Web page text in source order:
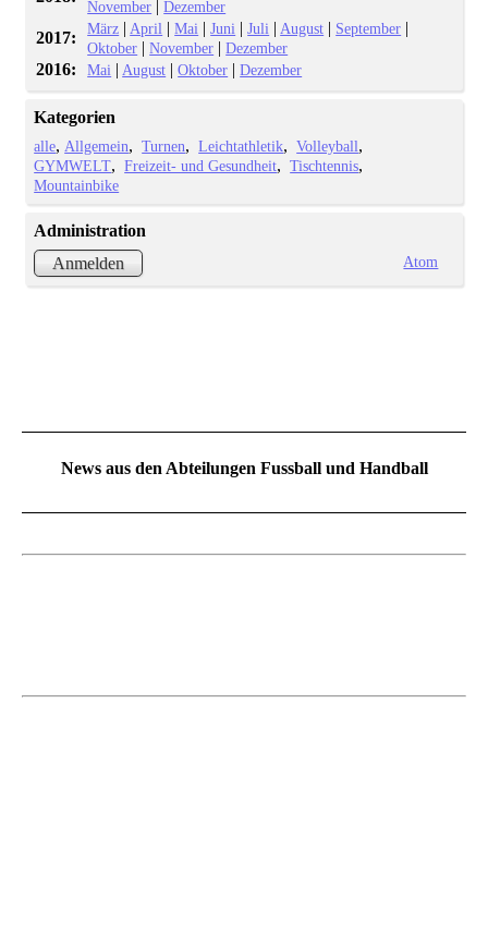
November |Dezember
2017: März |April |Mai |Juni |Juli |August | September |
Oktober |November |Dezember
2016: Mai |August |Oktober |Dezember
Kategorien
alle Allgemein Turnen Leichtathletik
Volleyball
GYMWELT
Freizeit- und Gesundheit
Tischtennis
Mountainbike
Administration
Anmelden
Atom
News aus den Abteilungen Fussball und Handball